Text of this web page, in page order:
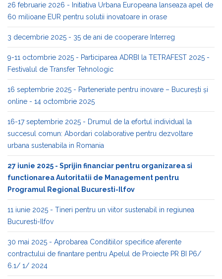
26 februarie 2026 - Initiativa Urbana Europeana lanseaza apel de
60 milioane EUR pentru solutii inovatoare in orase
3 decembrie 2025 - 35 de ani de cooperare Interreg
9-11 octombrie 2025 - Participarea ADRBI la TETRAFEST 2025 -
Festivalul de Transfer Tehnologic
16 septembrie 2025 - Parteneriate pentru inovare – București și
online - 14 octombrie 2025
16-17 septembrie 2025 - Drumul de la efortul individual la
succesul comun: Abordari colaborative pentru dezvoltare
urbana sustenabila in Romania
27 iunie 2025 - Sprijin financiar pentru organizarea si
functionarea Autoritatii de Management pentru
Programul Regional Bucuresti-Ilfov
11 iunie 2025 - Tineri pentru un viitor sustenabil in regiunea
Bucuresti-Ilfov
30 mai 2025 - Aprobarea Conditiilor specifice aferente
contractului de finantare pentru Apelul de Proiecte PR BI P6/
6.1/ 1/ 2024